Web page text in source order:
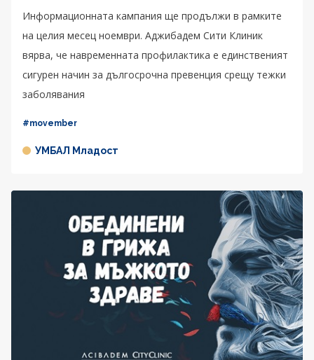
Информационната кампания ще продължи в рамките
на целия месец ноември. Аджибадем Сити Клиник
вярва, че навременната профилактика е единственият
сигурен начин за дългосрочна превенция срещу тежки
заболявания
#movember
УМБАЛ Младост